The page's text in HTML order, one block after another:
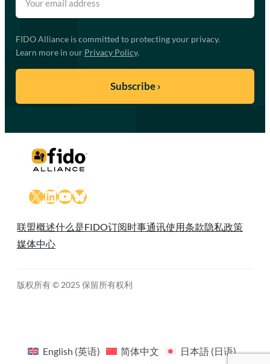
FIDO Alliance is committed to protecting your privacy.
Learn more in our Privacy Policy.
X LinkedIn
YouTube
Bluesky
联盟概述什么是FIDO订阅时事通讯使用条款隐私政策
媒体中心
版权所有 © 2025 保留所有权利
English (英语) 简体中文 日本語(日语)